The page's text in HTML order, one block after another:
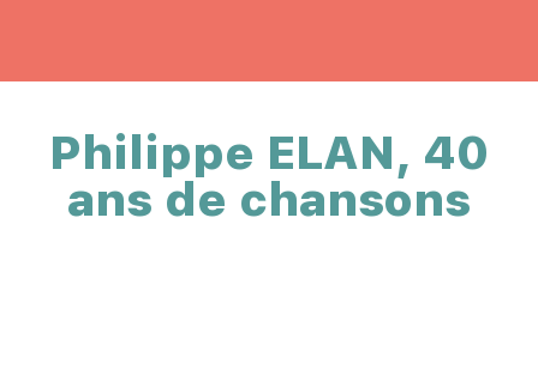
Philippe ELAN, 40
ans de chansons